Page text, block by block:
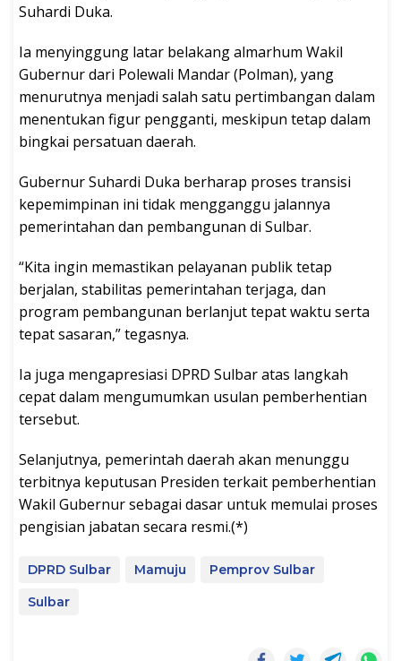
Suhardi Duka.
Ia menyinggung latar belakang almarhum Wakil
Gubernur dari Polewali Mandar (Polman), yang
menurutnya menjadi salah satu pertimbangan dalam
menentukan figur pengganti, meskipun tetap dalam
bingkai persatuan daerah.
Gubernur Suhardi Duka berharap proses transisi
kepemimpinan ini tidak mengganggu jalannya
pemerintahan dan pembangunan di Sulbar.
“Kita ingin memastikan pelayanan publik tetap
berjalan, stabilitas pemerintahan terjaga, dan
program pembangunan berlanjut tepat waktu serta
tepat sasaran,” tegasnya.
Ia juga mengapresiasi DPRD Sulbar atas langkah
cepat dalam mengumumkan usulan pemberhentian
tersebut.
Selanjutnya, pemerintah daerah akan menunggu
terbitnya keputusan Presiden terkait pemberhentian
Wakil Gubernur sebagai dasar untuk memulai proses
pengisian jabatan secara resmi.(*)
DPRD Sulbar Mamuju
Pemprov Sulbar
Sulbar